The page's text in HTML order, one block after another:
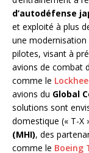
d’autodéfense
et exploité à plus
une
pilotes, visant à
avions de combat
comme le
avions du Global
solutions sont
domestique (« T-X
(MHI), des
comme le Boeing